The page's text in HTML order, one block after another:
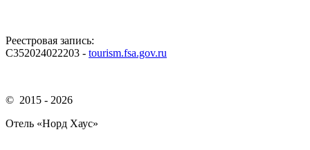
Реестровая запись:
С352024022203 - tourism.fsa.gov.ru
© 2015 - 2026
Отель «Норд Хаус»